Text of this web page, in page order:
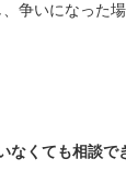
争いになった
なくても相談で